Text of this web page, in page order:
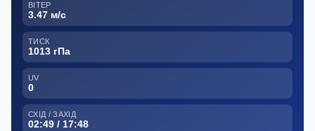
ВІТЕР
3.47 м/с
ТИСК
1013 гПа
UV
0
СХІД / ЗАХІД
02:49 / 17:48